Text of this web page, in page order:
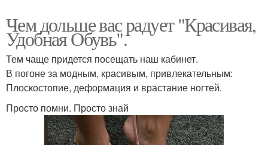
Чем дольше вас радует "Красивая,
Удобная Обувь".
Тем чаще придется посещать наш кабинет.
В погоне за модным, красивым, привлекательным:
Плоскостопие, деформация и врастание ногтей.
Просто помни. Просто знай